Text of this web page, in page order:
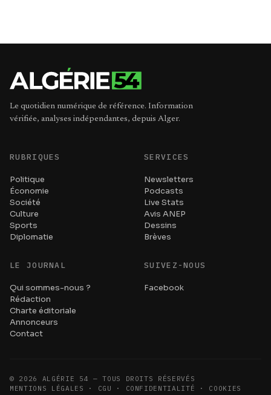
Le quotidien numérique de référence. Information
vérifiée, analyses indépendantes, depuis Alger.
RUBRIQUES
Politique
Économie
Société
Culture
Sports
Diplomatie
SERVICES
Newsletters
Podcasts
Live Stats
Avis ANEP
Dessins
Brèves
LE JOURNAL
Qui sommes-nous ?
Rédaction
Charte éditoriale
Annonceurs
Contact
SUIVEZ-NOUS
Facebook
© 2026
ALGÉRIE 54 — TOUS DROITS RÉSERVÉS
MENTIONS LÉGALES · CGU · CONFIDENTIALITÉ · COOKIES